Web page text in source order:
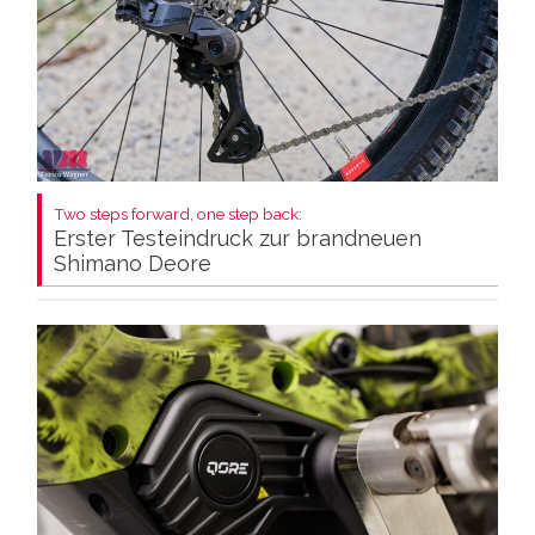
Two steps forward, one step back:
Erster Testeindruck zur brandneuen
Shimano Deore